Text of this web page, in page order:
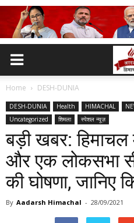
Home DESH-DUNIA
DESH-DUNIA Health HIMACHAL
Uncategorized
शिमला स्पेशल न्यूज़
बड़ी खबर: हिमाचल
और एक लोकसभा
की घोषणा, जानिए
By Aadarsh Himachal - 28/09/2021